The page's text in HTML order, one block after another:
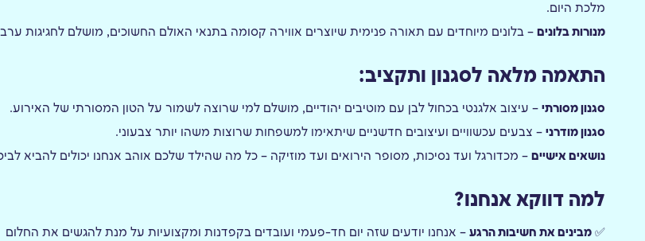
מלכת היום.
מנורות בלונים – בלונים מיוחדים עם תאורה פנימית שיוצרים אווירה קסומה בתנאי האולם החשוכים, מושלם לחגיגות
התאמה מלאה לסגנון ותקציב:
סגנון מסורתי – עיצוב אלגנטי בכחול לבן עם מוטיבים יהודיים, מושלם למי שרוצה לשמור על הטון המסורתי של האירוע.
סגנון מודרני – צבעים עכשוויים ועיצובים חדשניים שיתאימו למשפחות שרוצות משהו יותר צבעוני.
נושאים אישיים – מכדורגל ועד נסיכות, מסופר הירואים ועד מוזיקה – כל מה שהילד שלכם אוהב אנחנו יכולים להביא
למה דווקא אנחנו?
✅ מבינים את חשיבות הרגע – אנחנו יודעים שזה יום חד-פעמי ועובדים בקפדנות ומקצועיות על מנת להגשים את החלום